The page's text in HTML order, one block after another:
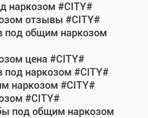
наркозом #CITY#
отзывы #CITY#
под общим наркозом
цена #CITY#
под наркозом #CITY#
наркозом #CITY#
#CITY#
под общим наркозом